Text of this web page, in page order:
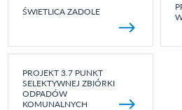
ŚWIETLICA ZADOLE
PROJEKT 3.7 PUNKT
SELEKTYWNEJ ZBIÓRKI
ODPADÓW
KOMUNALNYCH